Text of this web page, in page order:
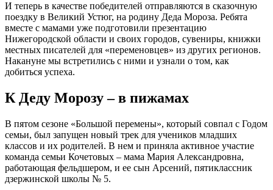
И теперь в качестве победителей отправляются в сказочную
поездку в Великий Устюг, на родину Деда Мороза. Ребята
вместе с мамами уже подготовили презентацию
Нижегородской области и своих городов, сувениры, книжки
местных писателей для «переменовцев» из других регионов.
Накануне мы встретились с ними и узнали о том, как
добиться успеха.
К Деду Морозу – в пижамах
В пятом сезоне «Большой перемены», который совпал с Годом
семьи, был запущен новый трек для учеников младших
классов и их родителей. В нем и приняла активное участие
команда семьи Кочетовых – мама Мария Александровна,
работающая фельдшером, и ее сын Арсений, пятиклассник
дзержинской школы № 5.